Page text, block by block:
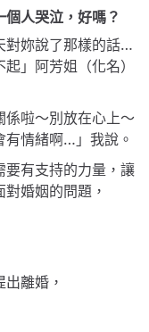
個人哭泣，好嗎？
對妳說了那樣的話…
起」阿芳姐（化名）
係啦～別放在心上～
有情緒啊…」我說。
要有支持的力量，讓
對婚姻的問題，
離婚，